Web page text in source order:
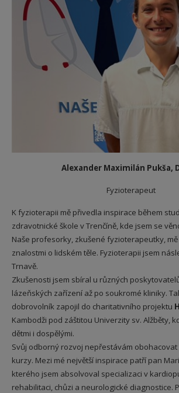
Alexander Maximilán Pukša,
Fyzioterapeut
K fyzioterapii mě přivedla inspirace během
zdravotnické škole v Trenčíně, kde jsem se
Naše profesorky, zkušené fyzioterapeutky,
znalostmi o lidském těle. Fyzioterapii jsem
Trnavě.
Zkušenosti jsem sbíral u různých
lázeňských zařízení až po soukromé kliniky.
dobrovolník zapojil do charitativního projektu
Kambodži pod záštitou Univerzity sv. Alžběty,
dětmi i dospělými.
Svůj odborný rozvoj nepřestávám
kurzy. Mezi mé největší inspirace patří pan
kterého jsem absolvoval specializaci v
rehabilitaci, chůzi a neurologické diagnostice.